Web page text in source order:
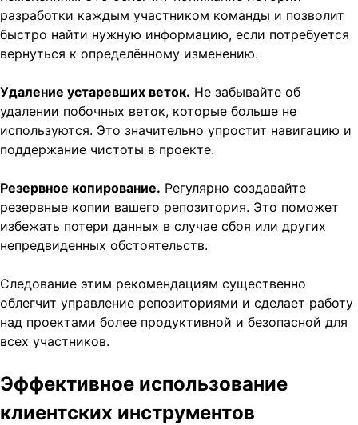
разработки каждым участником команды и позволит
быстро найти нужную информацию, если потребуется
вернуться к определённому изменению.
Удаление устаревших веток. Не забывайте об
удалении побочных веток, которые больше не
используются. Это значительно упростит навигацию и
поддержание чистоты в проекте.
Резервное копирование. Регулярно создавайте
резервные копии вашего репозитория. Это поможет
избежать потери данных в случае сбоя или других
непредвиденных обстоятельств.
Следование этим рекомендациям существенно
облегчит управление репозиториями и сделает работу
над проектами более продуктивной и безопасной для
всех участников.
Эффективное использование
клиентских инструментов